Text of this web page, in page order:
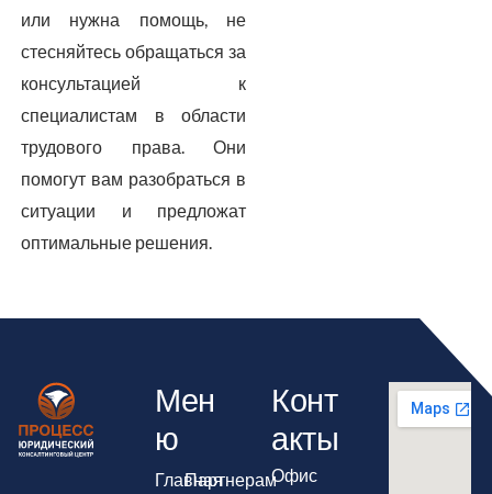
или нужна помощь, не
стесняйтесь обращаться за
консультацией к
специалистам в области
трудового права. Они
помогут вам разобраться в
ситуации и предложат
оптимальные решения.
Мен
ю
Главная
Партнерам
Конт
акты
Офис